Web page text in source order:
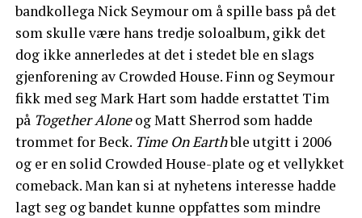
bandkollega Nick Seymour om å spille bass på det
som skulle være hans tredje soloalbum, gikk det
dog ikke annerledes at det i stedet ble en slags
gjenforening av Crowded House. Finn og Seymour
fikk med seg Mark Hart som hadde erstattet Tim
på Together Aloneog Matt Sherrod som hadde
trommet for Beck. Time On Earthble utgitt i 2006
og er en solid Crowded House-plate og et vellykket
comeback. Man kan si at nyhetens interesse hadde
lagt seg og bandet kunne oppfattes som mindre